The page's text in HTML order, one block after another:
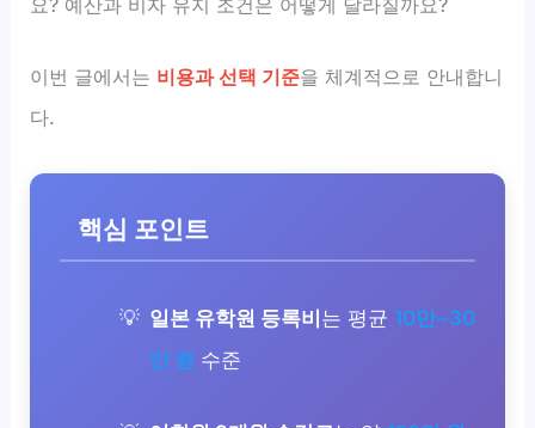
이번 글에서는 비용과 선택 기준을 체계적으로 안내합니
다.
핵심 포인트
일본 유학원 등록비는 평균 10만~30
만 원 수준